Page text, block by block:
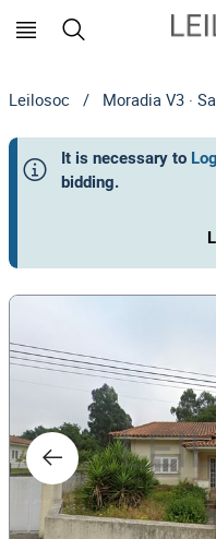
Leilosoc / Moradia V3 ·
It is necessary to
bidding.